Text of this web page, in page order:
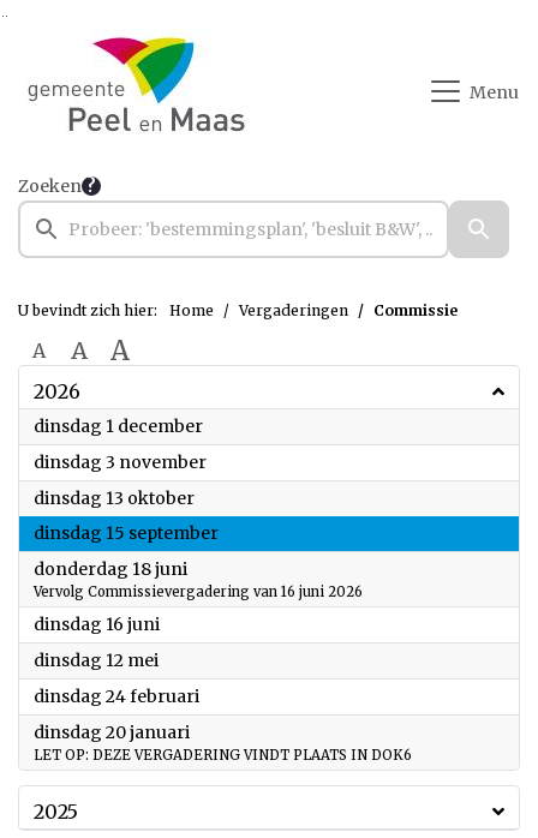
Ga naar de inhoud van deze pagina
Menu
Zoeken
U bevindt zich hier: Home Vergaderingen Commissie
A A A
2026
dinsdag 1 december2026
dinsdag 3 november2026
dinsdag 13 oktober2026
dinsdag 15 september2026
donderdag 18 juni
Vervolg Commissievergadering van 16 juni 2026
dinsdag 16 juni
dinsdag 12 mei
dinsdag 24 februari
dinsdag 20 januari
LET OP: DEZE VERGADERING VINDT PLAATS IN DOK6
2025